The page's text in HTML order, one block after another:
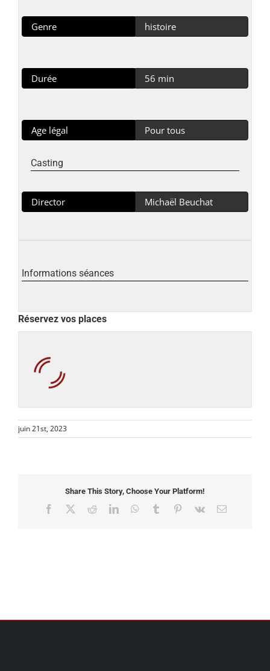
Genre histoire
Durée 56 min
Age légal Pour tous
Casting
Director Michaël Beuchat
Informations séances
Réservez vos places
juin 21st, 2023
Share This Story, Choose Your Platform!
Facebook RedditLinkedInWhatsApp
Tumblr Pinterest
Vk Email